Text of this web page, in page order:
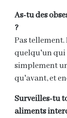
As-tu des
?
Pas tellement.
quelqu'un qui
simplement
qu'avant, et
Surveilles-tu
aliments